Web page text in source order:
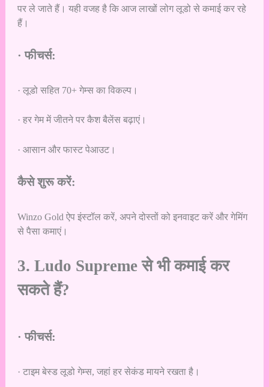
पर ले जाते हैं। यही वजह है कि आज लाखों लोग लूडो से कमाई कर रहे
हैं।
· फीचर्स:
· लूडो सहित 70+ गेम्स का विकल्प।
· हर गेम में जीतने पर कैश बैलेंस बढ़ाएं।
· आसान और फास्ट पेआउट।
कैसे शुरू करें:
Winzo Gold ऐप इंस्टॉल करें, अपने दोस्तों को इनवाइट करें और गेमिंग
से पैसा कमाएं।
3. Ludo Supreme से भी कमाई कर
सकते हैं?
· फीचर्स:
· टाइम बेस्ड लूडो गेम्स, जहां हर सेकंड मायने रखता है।